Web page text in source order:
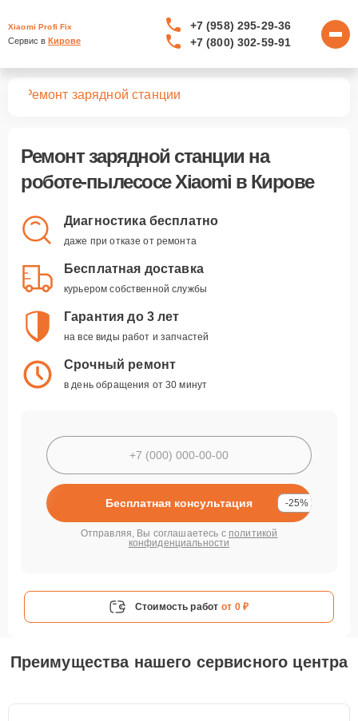
Xiaomi Profi Fix
Сервис в Кирове
+7 (958) 295-29-36
+7 (800) 302-59-91
Ремонт зарядной станции
Ремонт зарядной станции на
роботе-пылесосе Xiaomi в Кирове
Диагностика бесплатно
даже при отказе от ремонта
Бесплатная доставка
курьером собственной службы
Гарантия до 3 лет
на все виды работ и запчастей
Срочный ремонт
в день обращения от 30 минут
Бесплатная консультация -25%
Отправляя, Вы соглашаетесь с политикой
конфиденциальности
Стоимость работ от 0 ₽
Преимущества нашего сервисного центра